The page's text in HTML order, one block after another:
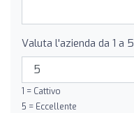
Valuta l'azienda da 1 a 5
1 = Cattivo
5 = Eccellente